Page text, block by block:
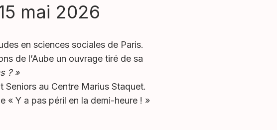
mai 2026
en sciences sociales de Paris.
de l’Aube un ouvrage tiré de sa
? »
Seniors au Centre Marius Staquet.
« Y a pas péril en la demi-heure ! »